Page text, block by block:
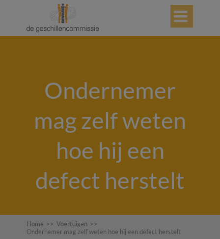

Ondernemer
mag zelf weten
hoe hij een
defect herstelt
Home >> Voertuigen >>
Ondernemer mag zelf weten hoe hij een defect herstelt